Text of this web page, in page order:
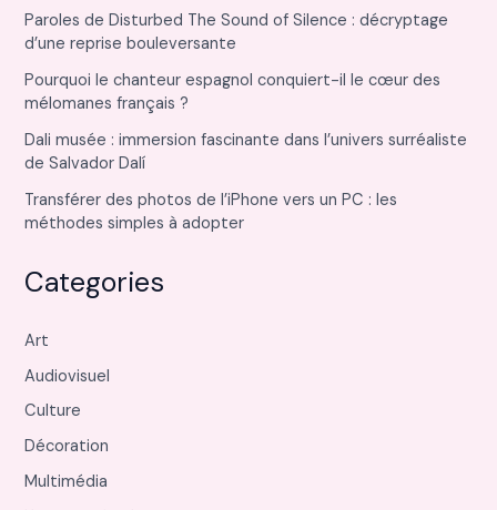
Paroles de Disturbed The Sound of Silence : décryptage
d’une reprise bouleversante
Pourquoi le chanteur espagnol conquiert-il le cœur des
mélomanes français ?
Dali musée : immersion fascinante dans l’univers surréaliste
de Salvador Dalí
Transférer des photos de l’iPhone vers un PC : les
méthodes simples à adopter
Categories
Art
Audiovisuel
Culture
Décoration
Multimédia